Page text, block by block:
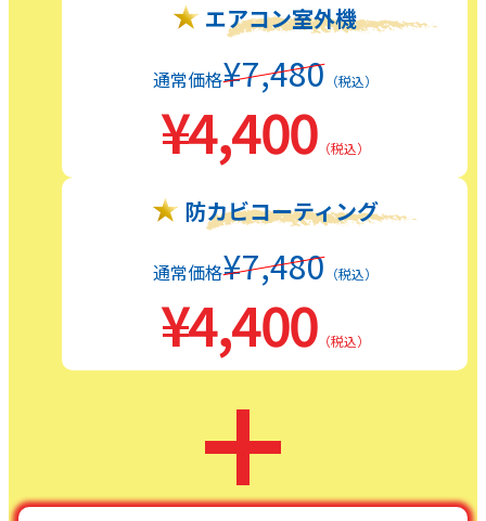
エアコン室外機
通常価格¥7,480 （税込）
¥4,400（税込）
防カビコーティング
通常価格¥7,480 （税込）
¥4,400（税込）
＋